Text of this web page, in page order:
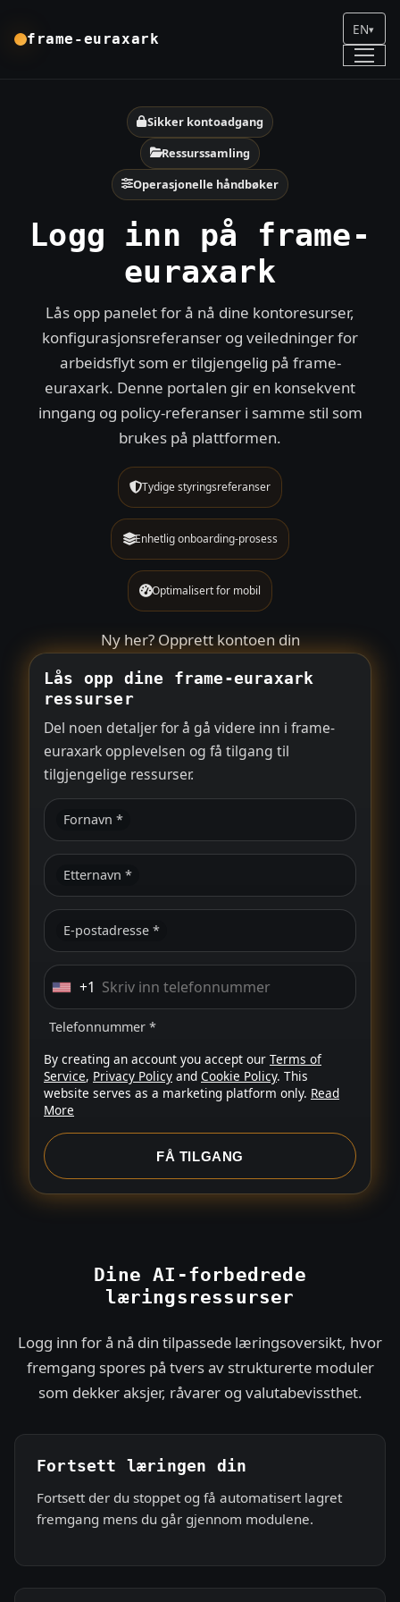
frame-euraxark
EN▾
Sikker kontoadgang
Ressurssamling
Operasjonelle håndbøker
Logg inn på frame-
euraxark
Lås opp panelet for å nå dine kontoresurser,
konfigurasjonsreferanser og veiledninger for
arbeidsflyt som er tilgjengelig på frame-
euraxark. Denne portalen gir en konsekvent
inngang og policy-referanser i samme stil som
brukes på plattformen.
Tydige styringsreferanser
Enhetlig onboarding-prosess
Optimalisert for mobil
Ny her? Opprett kontoen din
Lås opp dine frame-euraxark
ressurser
Del noen detaljer for å gå videre inn i frame-
euraxark opplevelsen og få tilgang til
tilgjengelige ressurser.
Fornavn *
Etternavn *
E-postadresse *
U
n
t
e
d
S
a
t
+1
Telefonnummer *
By creating an account you accept our Terms of
Service, Privacy Policy and Cookie Policy. This
website serves as a marketing platform only. Read
More
FÅ TILGANG
Dine AI-forbedrede
læringsressurser
Logg inn for å nå din tilpassede læringsoversikt, hvor
fremgang spores på tvers av strukturerte moduler
som dekker aksjer, råvarer og valutabevissthet.
Fortsett læringen din
Fortsett der du stoppet og få automatisert lagret
fremgang mens du går gjennom modulene.